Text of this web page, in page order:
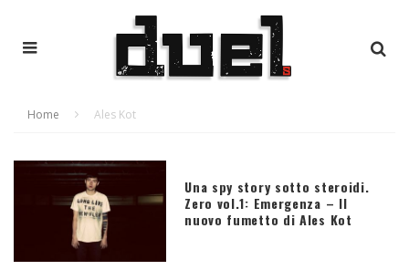
Home Ales Kot
Una spy story sotto steroidi.
Zero vol.1: Emergenza – Il
nuovo fumetto di Ales Kot